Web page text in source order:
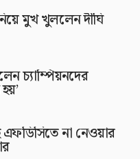
মুখ খুললেন দীঘি
চ্যাম্পিয়নদের
না নেওয়ার